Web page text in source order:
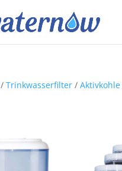
/Trinkwasserfilter /Aktivkohle